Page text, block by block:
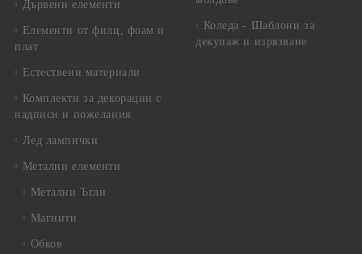
Дървени елементи
Елементи от филц, фоам и
плат
Естествени материали
Комплекти за декорации с
надписи и пожелания
Лед лампички
Метални елементи
Метални Ъгли
Магнити
Обков
Коледа - Шаблони за
декупаж и изрязване